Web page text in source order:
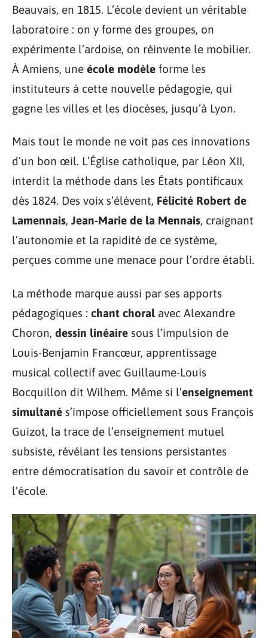
Beauvais, en 1815. L’école devient un véritable
laboratoire : on y forme des groupes, on
expérimente l’ardoise, on réinvente le mobilier.
À Amiens, une école modèle forme les
instituteurs à cette nouvelle pédagogie, qui
gagne les villes et les diocèses, jusqu’à Lyon.
Mais tout le monde ne voit pas ces innovations
d’un bon œil. L’Église catholique, par Léon XII,
interdit la méthode dans les États pontificaux
dès 1824. Des voix s’élèvent, Félicité Robert de
Lamennais, Jean-Marie de la Mennais, craignant
l’autonomie et la rapidité de ce système,
perçues comme une menace pour l’ordre établi.
La méthode marque aussi par ses apports
pédagogiques : chant choral avec Alexandre
Choron, dessin linéaire sous l’impulsion de
Louis-Benjamin Francœur, apprentissage
musical collectif avec Guillaume-Louis
Bocquillon dit Wilhem. Même si l’enseignement
simultané s’impose officiellement sous François
Guizot, la trace de l’enseignement mutuel
subsiste, révélant les tensions persistantes
entre démocratisation du savoir et contrôle de
l’école.